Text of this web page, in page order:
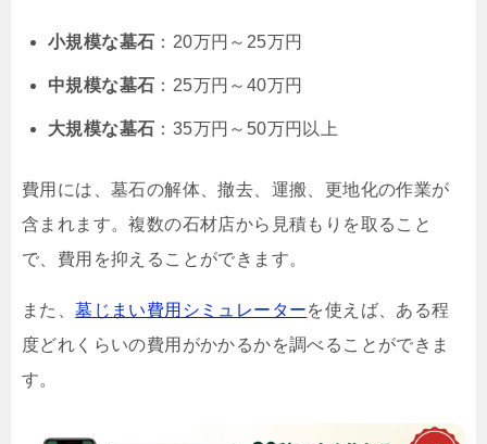
小規模な墓石 ：20万円～25万円
中規模な墓石 ：25万円～40万円
大規模な墓石 ：35万円～50万円以上
費用には、墓石の解体、撤去、運搬、更地化の作業が
含まれます。複数の石材店から見積もりを取ること
で、費用を抑えることができます。
また、墓じまい費用シミュレーターを使えば、ある程
度どれくらいの費用がかかるかを調べることができま
す。